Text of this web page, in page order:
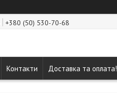
+380 (50) 530-70-68
Контакти Доставка та оплата!